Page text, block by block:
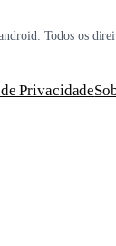
Todos os
Privacidade